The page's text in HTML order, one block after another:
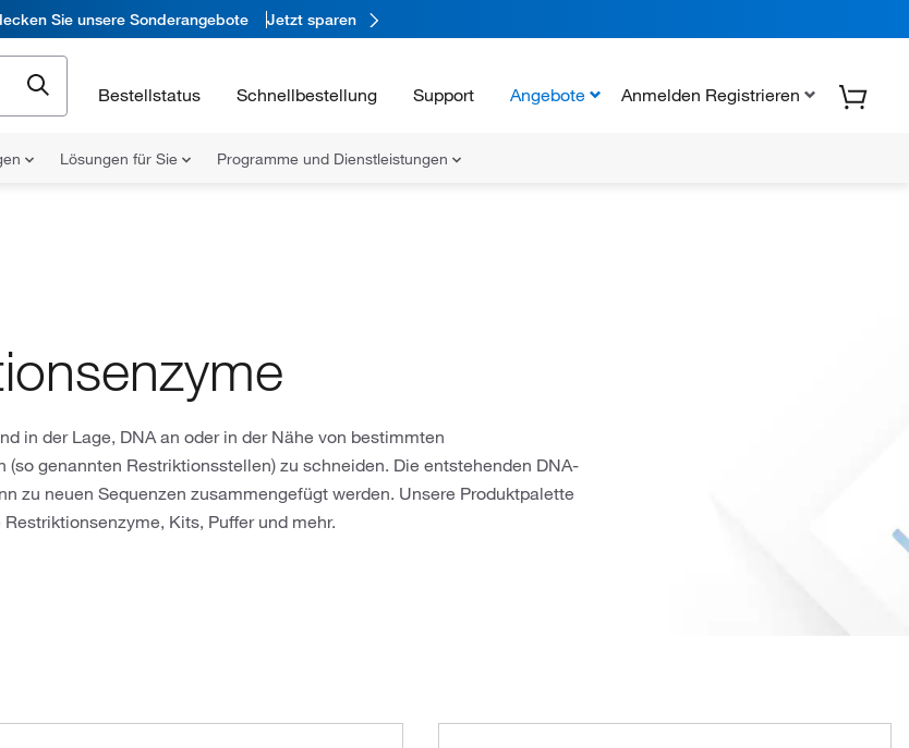
Sie unsere Sonderangebote Jetzt sparen
Bestellstatus Schnellbestellung Support Angebote Anmelden Registrieren
Lösungen für Sie Programme und Dienstleistungen
in der Lage, DNA an oder in der Nähe von bestimmten
(so genannten Restriktionsstellen) zu schneiden. Die entstehenden DNA-
zu neuen Sequenzen zusammengefügt werden. Unsere Produktpalette
Kits, Puffer und mehr.